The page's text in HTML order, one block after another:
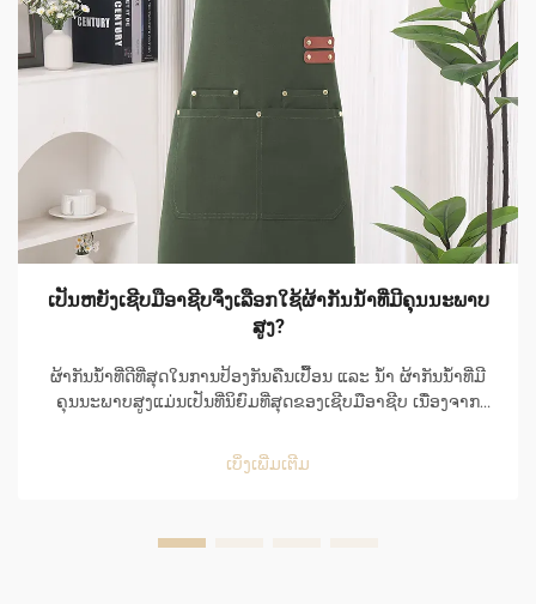
ເປັນຫຍັງເຊີບມືອາຊີບຈຶ່ງເລືອກໃຊ້ຜ້າກັນນ້ຳທີ່ມີຄຸນນະພາບ
ສູງ?
ຜ້າກັນນ້ຳທີ່ດີທີ່ສຸດໃນການປ້ອງກັນຄືນເປື້ອນ ແລະ ນ້ຳ ຜ້າກັນນ້ຳທີ່ມີ
ຄຸນນະພາບສູງແມ່ນເປັນທີ່ນິຍົມທີ່ສຸດຂອງເຊີບມືອາຊີບ ເນື່ອງຈາກ
ຍັງເຮັດໃຫ້ໃຊ້ງ່າຍໃນສະພາບແວດລ້ອມທີ່ເຕັມໄປດ້ວຍຄວາມເຄັ່ງຕຶງ
ຂອງຄິດເຊີນ...
ເບິ່ງເພີ່ມເຕີມ